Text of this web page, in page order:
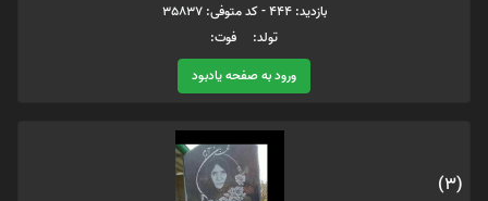
بازدید: 444 - کد متوفی: 35837
تولد: فوت:
ورود به صفحه یادبود
(3)